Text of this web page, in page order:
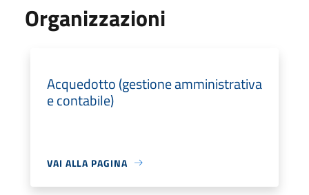
Organizzazioni
Acquedotto (gestione amministrativa
e contabile)
VAI ALLA PAGINA